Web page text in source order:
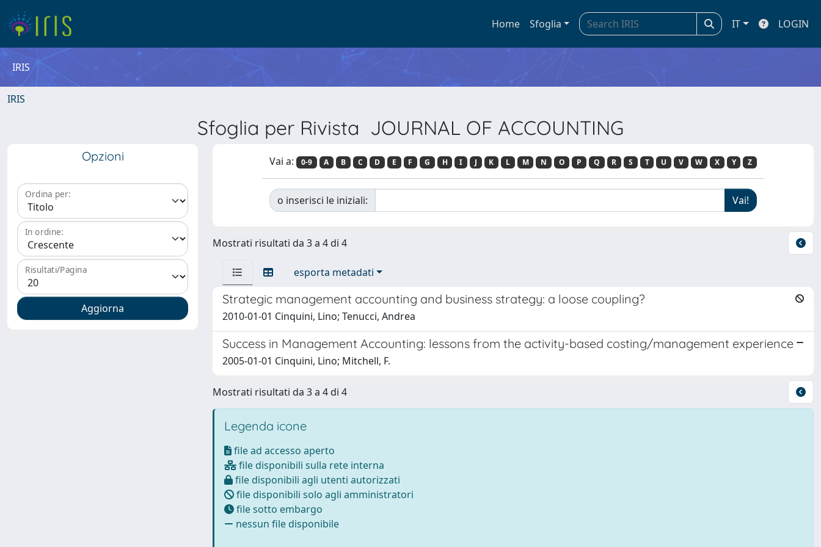
Home Sfoglia IT LOGIN
IRIS
IRIS
Sfoglia per Rivista JOURNAL OF ACCOUNTING
Opzioni
Ordina per:
In ordine:
Risultati/Pagina
Vai a: 0-9 A B C D E F G H I J K L M N O P Q R S T U V W X Y Z
o inserisci le iniziali:
Mostrati risultati da 3 a 4 di 4
esporta metadati
Strategic management accounting and business strategy: a loose coupling?
2010-01-01 Cinquini, Lino; Tenucci, Andrea
Success in Management Accounting: lessons from the activity-based costing/management experience
2005-01-01 Cinquini, Lino; Mitchell, F.
Mostrati risultati da 3 a 4 di 4
Legenda icone
file ad accesso aperto
file disponibili sulla rete interna
file disponibili agli utenti autorizzati
file disponibili solo agli amministratori
file sotto embargo
nessun file disponibile